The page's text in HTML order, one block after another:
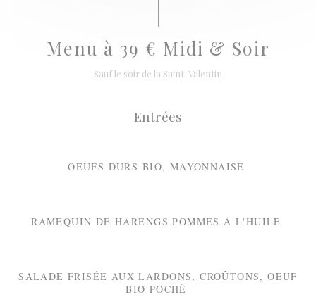
Menu à 39 € Midi & Soir
Sauf le soir de la Saint-Valentin
Entrées
OEUFS DURS BIO, MAYONNAISE
RAMEQUIN DE HARENGS POMMES À L'HUILE
SALADE FRISÉE AUX LARDONS, CROÛTONS, OEUF
BIO POCHÉ